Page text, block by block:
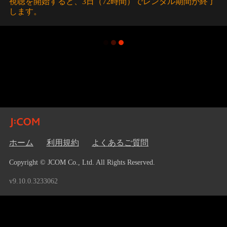
します。
ホーム 利用規約 よくあるご質問
Copyright © JCOM Co., Ltd. All Rights Reserved.
v9.10.0.3233062